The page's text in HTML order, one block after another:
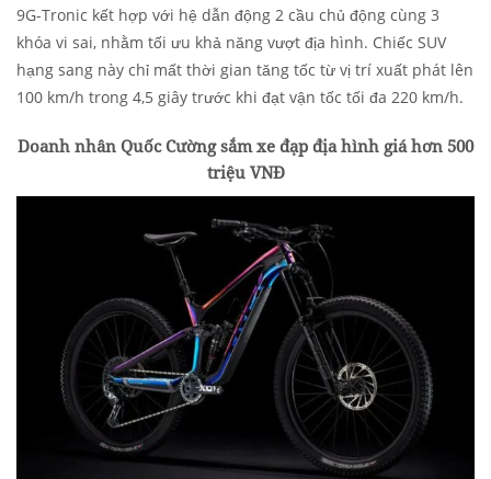
9G-Tronic kết hợp với hệ dẫn động 2 cầu chủ động cùng 3
khóa vi sai, nhằm tối ưu khả năng vượt địa hình. Chiếc SUV
hạng sang này chỉ mất thời gian tăng tốc từ vị trí xuất phát lên
100 km/h trong 4,5 giây trước khi đạt vận tốc tối đa 220 km/h.
Doanh nhân Quốc Cường sắm xe đạp địa hình giá hơn 500
triệu VNĐ